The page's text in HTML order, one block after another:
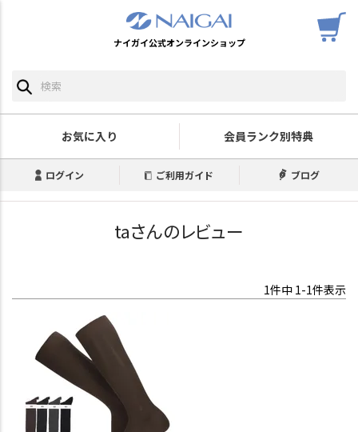
ナイガイ公式オンラインショップ
お気に入り 会員ランク別特典
ログイン ご利用ガイド ブログ
taさんのレビュー
1件中 1-1件表示